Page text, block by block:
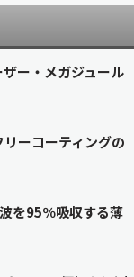
ー・メガジュール
ーコーティングの
を95％吸収する薄